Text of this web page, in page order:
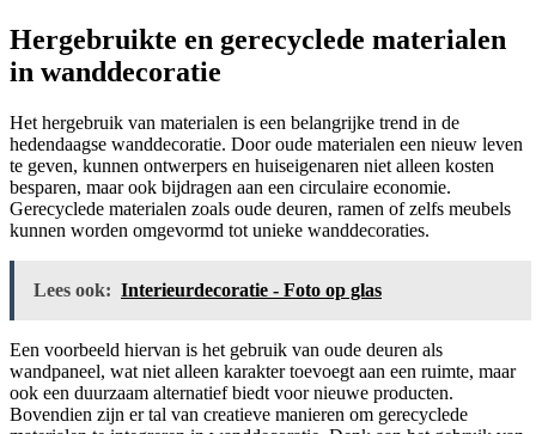
Hergebruikte en gerecyclede materialen
in wanddecoratie
Het hergebruik van materialen is een belangrijke trend in de
hedendaagse wanddecoratie. Door oude materialen een nieuw leven
te geven, kunnen ontwerpers en huiseigenaren niet alleen kosten
besparen, maar ook bijdragen aan een circulaire economie.
Gerecyclede materialen zoals oude deuren, ramen of zelfs meubels
kunnen worden omgevormd tot unieke wanddecoraties.
Lees ook: Interieurdecoratie - Foto op glas
Een voorbeeld hiervan is het gebruik van oude deuren als
wandpaneel, wat niet alleen karakter toevoegt aan een ruimte, maar
ook een duurzaam alternatief biedt voor nieuwe producten.
Bovendien zijn er tal van creatieve manieren om gerecyclede